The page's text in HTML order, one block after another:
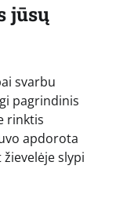
jūsų
svarbu
pagrindinis
rinktis
apdorota
slypi